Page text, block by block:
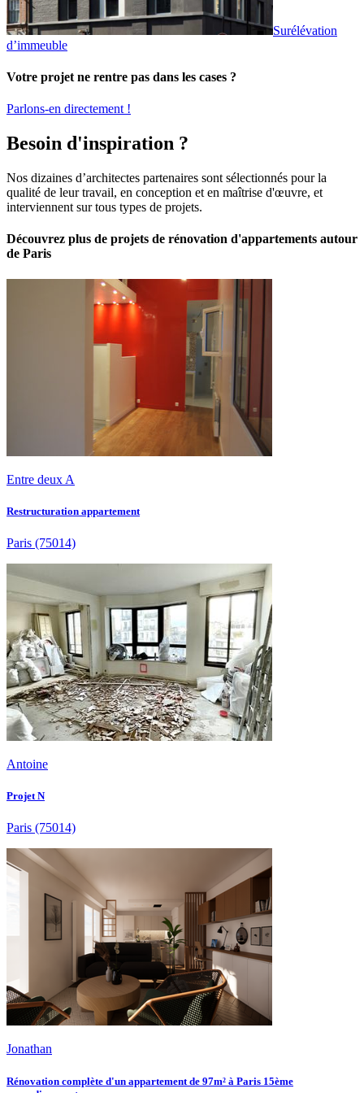
Surélévation
d’immeuble
Votre projet ne rentre pas dans les cases ?
Parlons-en directement !
Besoin d'inspiration ?
Nos dizaines d’architectes partenaires sont sélectionnés pour la
qualité de leur travail, en conception et en maîtrise d'œuvre, et
interviennent sur tous types de projets.
Découvrez plus de projets de rénovation d'appartements autour
de Paris
Entre deux A
Restructuration appartement
Paris (75014)
Antoine
Projet N
Paris (75014)
Jonathan
Rénovation complète d'un appartement de 97m² à Paris 15ème